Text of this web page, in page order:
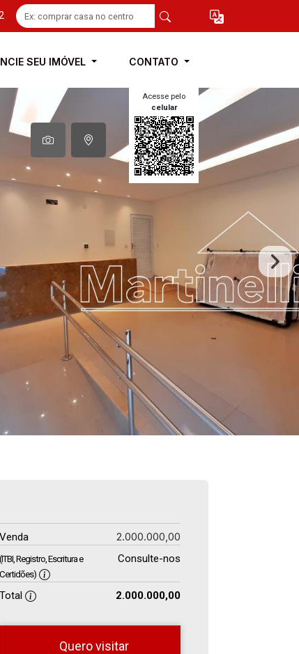
SEU IMÓVEL CONTATO
Acesse pelo
celular
Venda 2.000.000,00
(ITBI, Registro, Escritura e
Certidões)
Consulte-nos
Total 2.000.000,00
Quero visitar